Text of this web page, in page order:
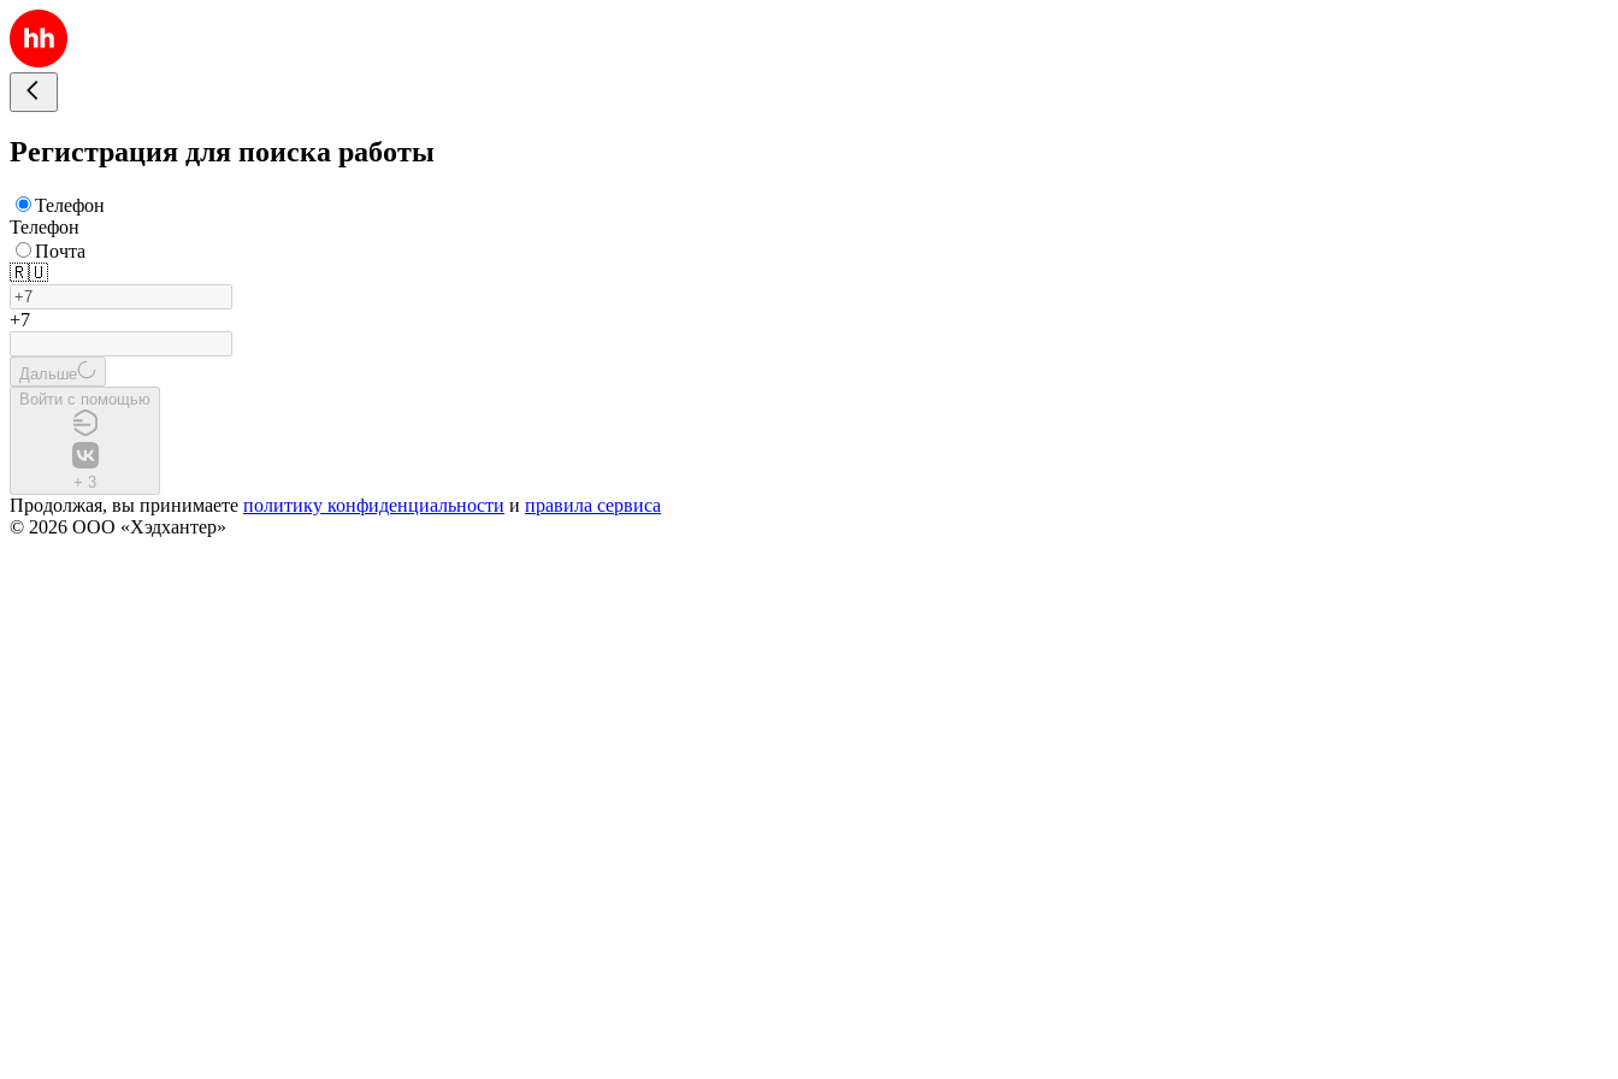
Регистрация для поиска работы
Телефон
Телефон
Почта
🇷🇺
+7
Дальше
Войти с помощью
+ 3
Продолжая, вы принимаете политику конфиденциальности и правила сервиса
© 2026 ООО «Хэдхантер»